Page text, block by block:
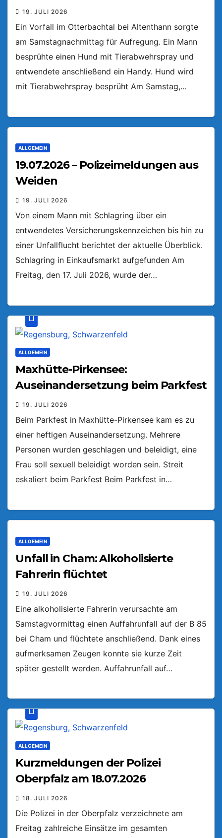
19. JULI 2026
Ein Vorfall im Otterbachtal bei Altenthann sorgte
am Samstagnachmittag für Aufregung. Ein Mann
besprühte einen Hund mit Tierabwehrspray und
entwendete anschließend ein Handy. Hund wird
mit Tierabwehrspray besprüht Am Samstag,…
ALLGEMEIN
19.07.2026 – Polizeimeldungen aus
Weiden
19. JULI 2026
Von einem Mann mit Schlagring über ein
entwendetes Versicherungskennzeichen bis hin zu
einer Unfallflucht berichtet der aktuelle Überblick.
Schlagring in Einkaufsmarkt aufgefunden Am
Freitag, den 17. Juli 2026, wurde der…
ALLGEMEIN
Maxhütte-Pirkensee:
Auseinandersetzung beim Parkfest
19. JULI 2026
Beim Parkfest in Maxhütte-Pirkensee kam es zu
einer heftigen Auseinandersetzung. Mehrere
Personen wurden geschlagen und beleidigt, eine
Frau soll sexuell beleidigt worden sein. Streit
eskaliert beim Parkfest Beim Parkfest in…
ALLGEMEIN
Unfall in Cham: Alkoholisierte
Fahrerin flüchtet
19. JULI 2026
Eine alkoholisierte Fahrerin verursachte am
Samstagvormittag einen Auffahrunfall auf der B 85
bei Cham und flüchtete anschließend. Dank eines
aufmerksamen Zeugen konnte sie kurze Zeit
später gestellt werden. Auffahrunfall auf…
ALLGEMEIN
Kurzmeldungen der Polizei
Oberpfalz am 18.07.2026
18. JULI 2026
Die Polizei in der Oberpfalz verzeichnete am
Freitag zahlreiche Einsätze im gesamten